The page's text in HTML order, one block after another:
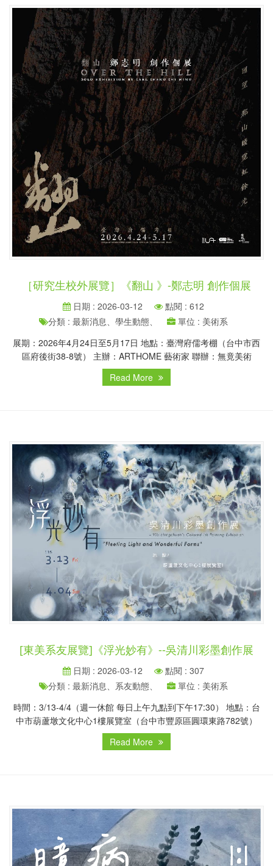
［研究生校外展覽］《翻山 》-鄭志明 創作個展
日期 : 2026-03-12
點閱 : 612
分類 : 最新消息、學生動態、
單位 : 美術系
展期：2026年4月24日至5月17日 地點：臺灣府儒考棚（台中市西
區府後街38-8號） 主辦：ARTHOME 藝術家 聯辦：無竟美術
Read More
[東美系友展覽]《浮光妙有》--吳清川彩墨創作展
日期 : 2026-03-12
點閱 : 307
分類 : 最新消息、系友動態、
單位 : 美術系
時間：3/13-4/4（週一休館 每日上午九點到下午17:30） 地點：台
中市葫蘆墩文化中心1樓展覽室（台中市豐原區圓環東路782號）
Read More